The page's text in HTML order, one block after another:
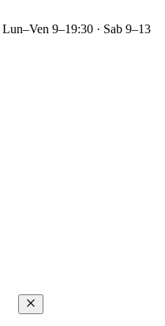
Lun–Ven 9–19:30 · Sab 9–13